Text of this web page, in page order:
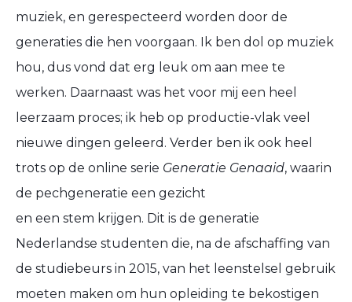
muziek, en gerespecteerd worden door de
generaties die hen voorgaan. Ik ben dol op muziek
hou, dus vond dat erg leuk om aan mee te
werken. Daarnaast was het voor mij een heel
leerzaam proces; ik heb op productie-vlak veel
nieuwe dingen geleerd. Verder ben ik ook heel
trots op de online serie Generatie Genaaid, waarin
de pechgeneratie een gezicht
en een stem krijgen. Dit is de generatie
Nederlandse studenten die, na de afschaffing van
de studiebeurs in 2015, van het leenstelsel gebruik
moeten maken om hun opleiding te bekostigen